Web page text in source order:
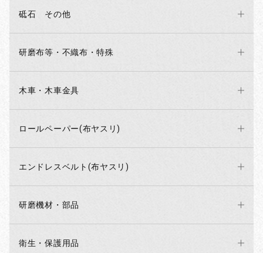
砥石 その他
研磨布等・不織布・特殊
木車・木車金具
ロールペーパー(布ヤスリ)
エンドレスベルト(布ヤスリ)
研磨機材・部品
衛生・保護用品